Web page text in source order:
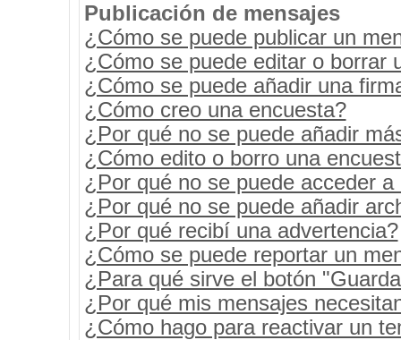
Publicación de mensajes
¿Cómo se puede publicar un
¿Cómo se puede editar o borrar
¿Cómo se puede añadir una
¿Cómo creo una encuesta?
¿Por qué no se puede añadir
¿Cómo edito o borro una
¿Por qué no se puede acceder a
¿Por qué no se puede añadir
¿Por qué recibí una advertencia?
¿Cómo se puede reportar un
¿Para qué sirve el botón
¿Por qué mis mensajes
¿Cómo hago para reactivar un